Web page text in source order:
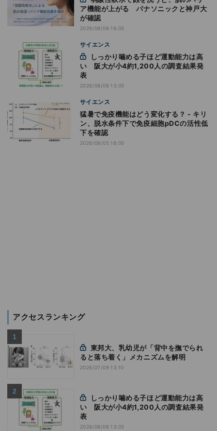
ア機能が上がる パナソニックと神戸大
が確認
2026/08/06 16:05
サイエンス
い 阪大が小4約1,200人の調査結果発
表
2026/08/06 13:05
サイエンス
猛暑で免疫機能はどう変化する？ - キリ
ン、脱水条件下で免疫細胞pDCの活性低
下を確認
2026/08/05 16:00
アクセスランキング
ると落ち着く」メカニズムを解明
2026/07/09 13:10
い 阪大が小4約1,200人の調査結果発
表
2026/08/06 13:05